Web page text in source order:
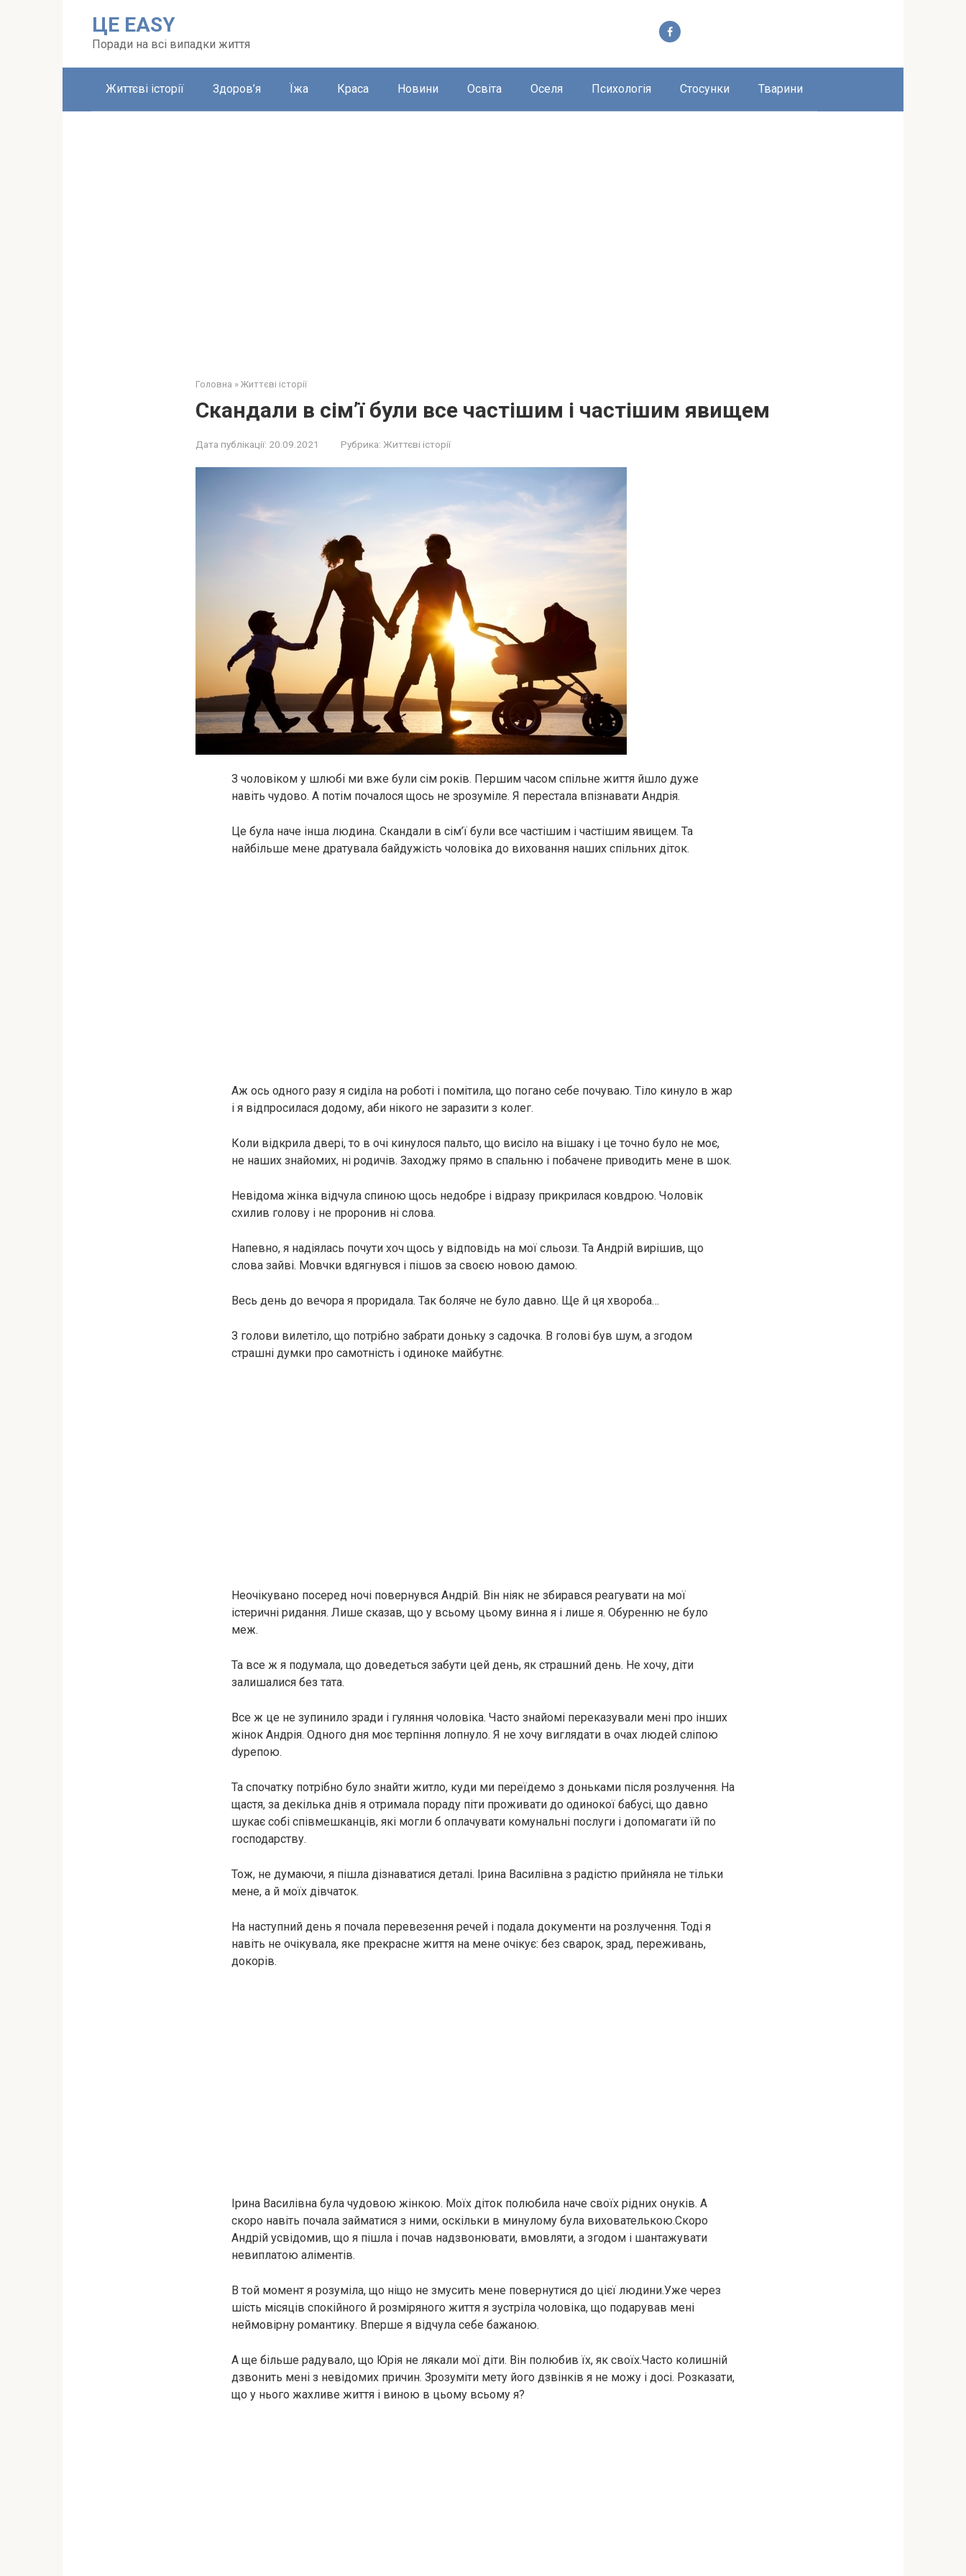
ЦЕ EASY
Поради на всі випадки життя
Життєві історії Здоров’я Їжа Краса Новини Освіта Оселя Психологія Стосунки Тварини
Головна » Життєві історії
Скандали в сім’ї були все частішим і частішим явищем
Дата публікації: 20.09.2021 Рубрика: Життєві історії
З чоловіком у шлюбі ми вже були сім років. Першим часом спільне життя йшло дуже
навіть чудово. А потім почалося щось не зрозуміле. Я перестала впізнавати Андрія.
Це була наче інша людина. Скандали в сім’ї були все частішим і частішим явищем. Та
найбільше мене дратувала байдужість чоловіка до виховання наших спільних діток.
Аж ось одного разу я сиділа на роботі і помітила, що погано себе почуваю. Тіло кинуло в жар
і я відпросилася додому, аби нікого не заразити з колег.
Коли відкрила двері, то в очі кинулося пальто, що висіло на вішаку і це точно було не моє,
не наших знайомих, ні родичів. Заходжу прямо в спальню і побачене приводить мене в шок.
Невідома жінка відчула спиною щось недобре і відразу прикрилася ковдрою. Чоловік
схилив голову і не проронив ні слова.
Напевно, я надіялась почути хоч щось у відповідь на мої сльози. Та Андрій вирішив, що
слова зайві. Мовчки вдягнувся і пішов за своєю новою дамою.
Весь день до вечора я проридала. Так боляче не було давно. Ще й ця хвороба…
З голови вилетіло, що потрібно забрати доньку з садочка. В голові був шум, а згодом
страшні думки про самотність і одиноке майбутнє.
Неочікувано посеред ночі повернувся Андрій. Він ніяк не збирався реагувати на мої
істеричні ридання. Лише сказав, що у всьому цьому винна я і лише я. Обуренню не було
меж.
Та все ж я подумала, що доведеться забути цей день, як страшний день. Не хочу, діти
залишалися без тата.
Все ж це не зупинило зради і гуляння чоловіка. Часто знайомі переказували мені про інших
жінок Андрія. Одного дня моє терпіння лопнуло. Я не хочу виглядати в очах людей сліпою
dурепою.
Та спочатку потрібно було знайти житло, куди ми переїдемо з доньками після розлучення. На
щастя, за декілька днів я отримала пораду піти проживати до одинокої бабусі, що давно
шукає собі співмешканців, які могли б оплачувати комунальні послуги і допомагати їй по
господарству.
Тож, не думаючи, я пішла дізнаватися деталі. Ірина Василівна з радістю прийняла не тільки
мене, а й моїх дівчаток.
На наступний день я почала перевезення речей і подала документи на розлучення. Тоді я
навіть не очікувала, яке прекрасне життя на мене очікує: без сварок, зрад, переживань,
докорів.
Ірина Василівна була чудовою жінкою. Моїх діток полюбила наче своїх рідних онуків. А
скоро навіть почала займатися з ними, оскільки в минулому була вихователькою.Скоро
Андрій усвідомив, що я пішла і почав надзвонювати, вмовляти, а згодом і шантажувати
невиплатою аліментів.
В той момент я розуміла, що ніщо не змусить мене повернутися до цієї людини.Уже через
шість місяців спокійного й розміряного життя я зустріла чоловіка, що подарував мені
неймовірну романтику. Вперше я відчула себе бажаною.
А ще більше радувало, що Юрія не лякали мої діти. Він полюбив їх, як своїх.Часто колишній
дзвонить мені з невідомих причин. Зрозуміти мету його дзвінків я не можу і досі. Розказати,
що у нього жахливе життя і виною в цьому всьому я?